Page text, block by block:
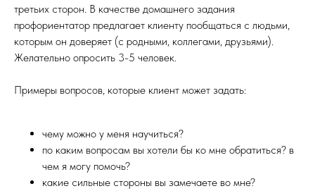
третьих сторон. В качестве домашнего задания
профориентатор предлагает клиенту пообщаться с людьми,
которым он доверяет (с родными, коллегами, друзьями).
Желательно опросить 3-5 человек.
Примеры вопросов, которые клиент может задать:
чему можно у меня научиться?
по каким вопросам вы хотели бы ко мне обратиться? в
чем я могу помочь?
какие сильные стороны вы замечаете во мне?